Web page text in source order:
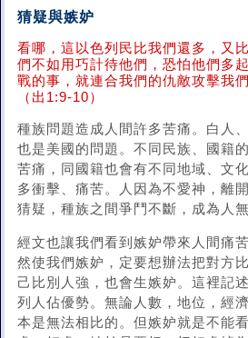
猜疑與嫉妒
看哪，這以色列民比我們還多，又
們不如用巧計待他們，恐怕他們多
戰的事，就連合我們的仇敵攻擊我
（出1:9-10）
種族問題造成人間許多苦痛。白人
也是美國的問題。不同民族、國籍
苦痛，同國籍也會有不同地域、文
多衝擊、痛苦。人因為不愛神，離
猜疑，種族之間爭鬥不斷，成為人
經文也讓我們看到嫉妒帶來人間痛
然使我們嫉妒，定要想辦法把對方
己比別人強，也會生嫉妒。這裡記
列人佔優勢。無論人數，地位，經
本是無法相比的。但嫉妒就是不能